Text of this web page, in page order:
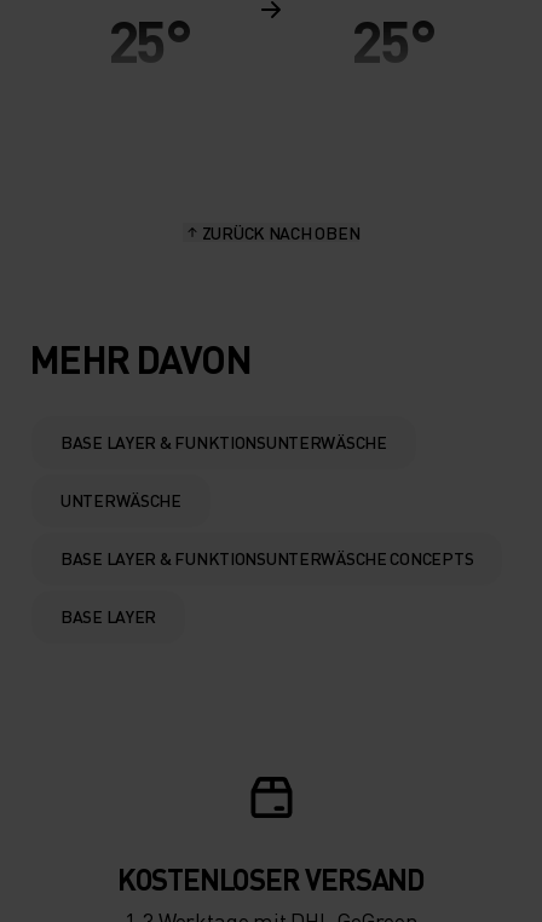
25°
5°
0°
-5°
-10°
-30°
25°
0°
-10°
-30°
ZURÜCK NACH OBEN
MEHR DAVON
BASE LAYER & FUNKTIONSUNTERWÄSCHE
UNTERWÄSCHE
BASE LAYER & FUNKTIONSUNTERWÄSCHE CONCEPTS
BASE LAYER
KOSTENLOSER VERSAND